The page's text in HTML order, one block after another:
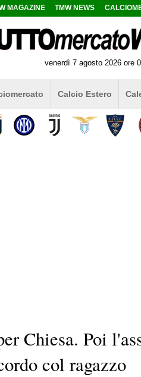
MAGAZINE TMW NEWS
venerdì 7 agosto 2026 ore
Calcio Estero
Chiesa. Poi
col ragazzo